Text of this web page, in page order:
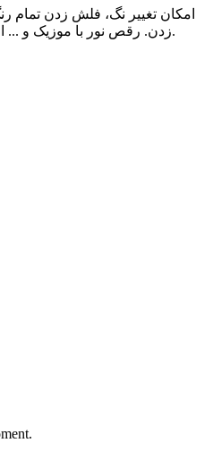
امکان تغییر نگ، فلش زدن تمام
زدن. رقص نور با موزیک و ... از طریق گوشی تلفن همراه شما.